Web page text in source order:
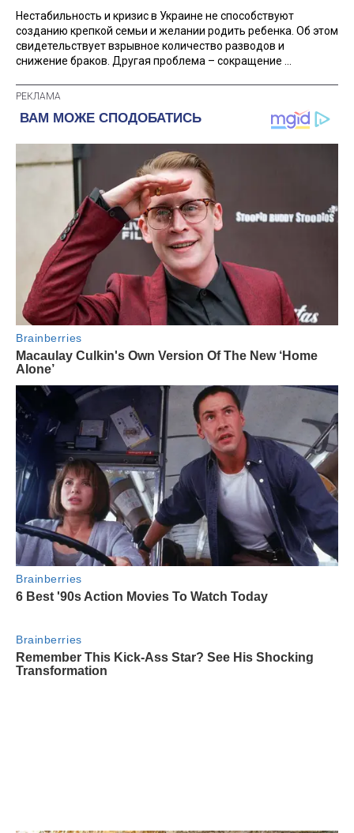
Нестабильность и кризис в Украине не способствуют
созданию крепкой семьи и желании родить ребенка. Об этом
свидетельствует взрывное количество разводов и
снижение браков. Другая проблема – сокращение ...